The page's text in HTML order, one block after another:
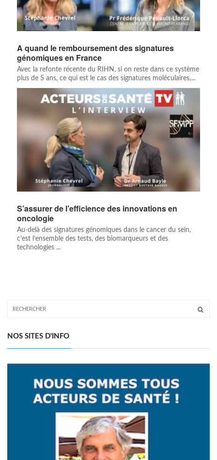
A quand le remboursement des signatures
génomiques en France
Avec la refonte récente du RIHN, si on reste dans ce système
plus de 5 ans, ce qui est le cas des signatures moléculaires,...
S’assurer de l’efficience des innovations en
oncologie
Au-delà des signatures génomiques dans le cancer du sein,
c’est l’ensemble des tests, des biomarqueurs et des
technologies ...
NOS SITES D'INFO